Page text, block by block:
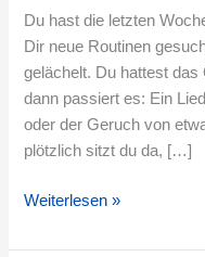
Du hast die letzten
Dir neue Routinen
gelächelt. Du hattest das
dann passiert es: Ein
oder der Geruch von
plötzlich sitzt du da, […]
oben
ist
Weiterlesen »